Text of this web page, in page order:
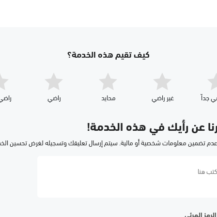
كيف تقيم هذه الخدمة؟
جداّ غير راضي محايد راضي
عن رأيك في هذه الخدمة!
تضمين معلومات شخصية أو مالية. سيتم إرسال تعليقك وتسجيله لغرض تحسين